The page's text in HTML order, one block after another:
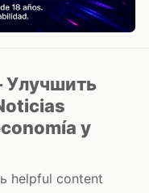
Улучшить
y
helpful content